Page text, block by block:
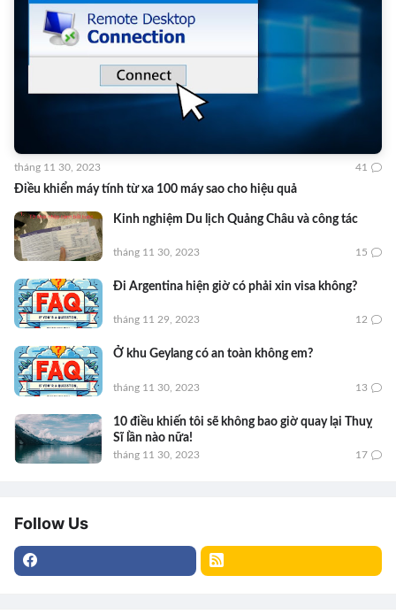
Điều khiển máy tính từ xa 100 máy sao cho hiệu quả
tháng 11 30, 2023 41
Kinh nghiệm Du lịch Quảng Châu và công tác
tháng 11 30, 2023 15
Đi Argentina hiện giờ có phải xin visa không?
tháng 11 29, 2023 12
Ở khu Geylang có an toàn không em?
tháng 11 30, 2023 13
10 điều khiến tôi sẽ không bao giờ quay lại Thuỵ
Sĩ lần nào nữa!
tháng 11 30, 2023 17
Follow Us